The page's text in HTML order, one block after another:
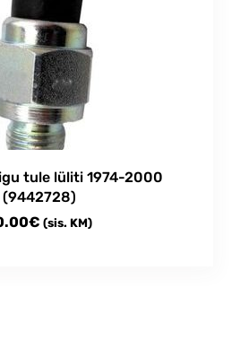
tule lüliti 1974-2000
(9442728)
€ (sis. KM)